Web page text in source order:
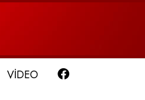
VİDEO